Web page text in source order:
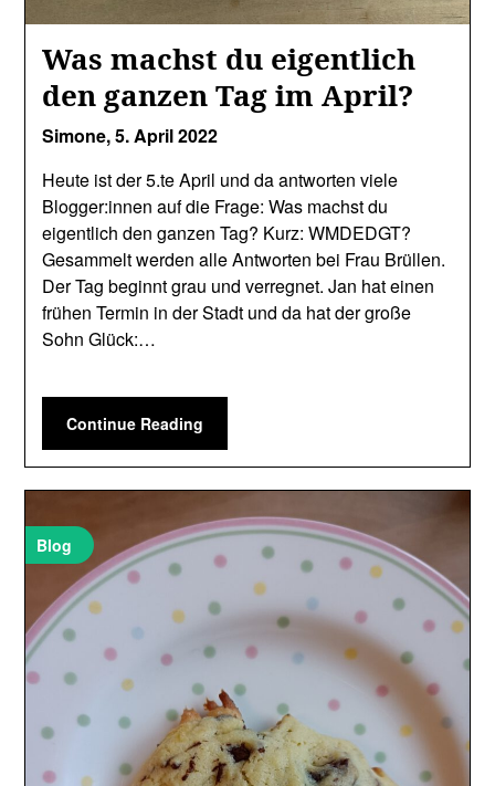
Was machst du eigentlich
den ganzen Tag im April?
Simone,5. April 2022
Heute ist der 5.te April und da antworten viele
Blogger:innen auf die Frage: Was machst du
eigentlich den ganzen Tag? Kurz: WMDEDGT?
Gesammelt werden alle Antworten bei Frau Brüllen.
Der Tag beginnt grau und verregnet. Jan hat einen
frühen Termin in der Stadt und da hat der große
Sohn Glück:…
Continue Reading
Blog